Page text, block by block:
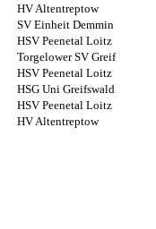
HV Altentreptow
SV Einheit Demmin
HSV Peenetal Loitz
Torgelower SV Greif
HSV Peenetal Loitz
HSG Uni Greifswald
HSV Peenetal Loitz
HV Altentreptow